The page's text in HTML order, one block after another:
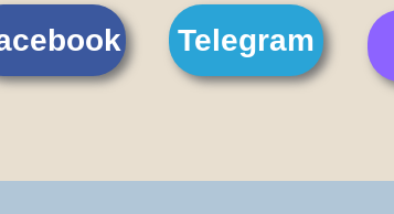
Telegram